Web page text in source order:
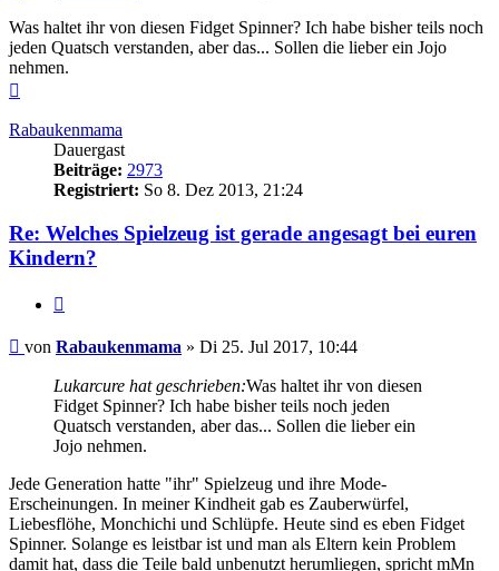
Was haltet ihr von diesen Fidget Spinner? Ich habe bisher teils noch
jeden Quatsch verstanden, aber das... Sollen die lieber ein Jojo
nehmen.
Rabaukenmama
Dauergast
Beiträge: 2973
Registriert: So 8. Dez 2013, 21:24
Re: Welches Spielzeug ist gerade angesagt bei euren
Kindern?
Beitrag
von Rabaukenmama » Di 25. Jul 2017, 10:44
Lukarcure hat geschrieben:Was haltet ihr von diesen
Fidget Spinner? Ich habe bisher teils noch jeden
Quatsch verstanden, aber das... Sollen die lieber ein
Jojo nehmen.
Jede Generation hatte "ihr" Spielzeug und ihre Mode-
Erscheinungen. In meiner Kindheit gab es Zauberwürfel,
Liebesflöhe, Monchichi und Schlüpfe. Heute sind es eben Fidget
Spinner. Solange es leistbar ist und man als Eltern kein Problem
damit hat, dass die Teile bald unbenutzt herumliegen, spricht mMn